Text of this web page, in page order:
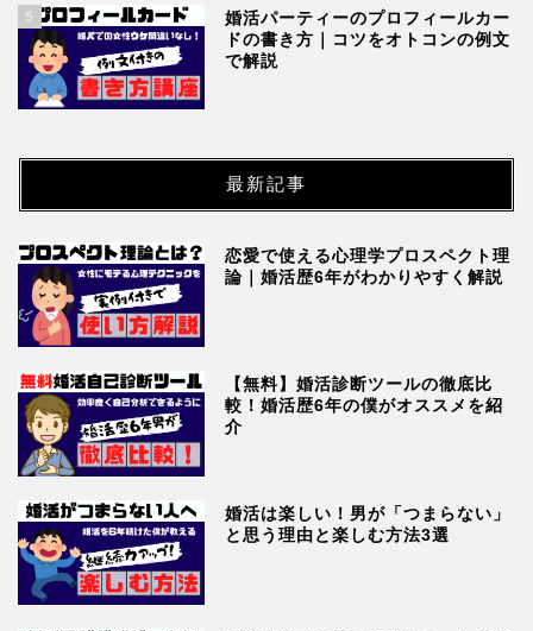
5
婚活パーティーのプロフィールカー
ドの書き方｜コツをオトコンの例文
で解説
最新記事
恋愛で使える心理学プロスペクト理
論｜婚活歴6年がわかりやすく解説
【無料】婚活診断ツールの徹底比
較！婚活歴6年の僕がオススメを紹
介
婚活は楽しい！男が「つまらない」
と思う理由と楽しむ方法3選